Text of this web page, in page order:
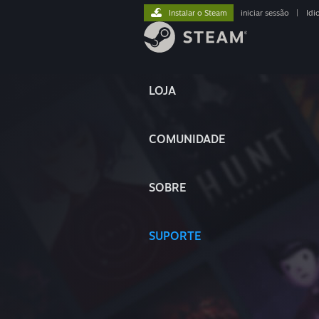
LOJA
COMUNIDADE
SOBRE
SUPORTE
Instalar o Steam iniciar sessão